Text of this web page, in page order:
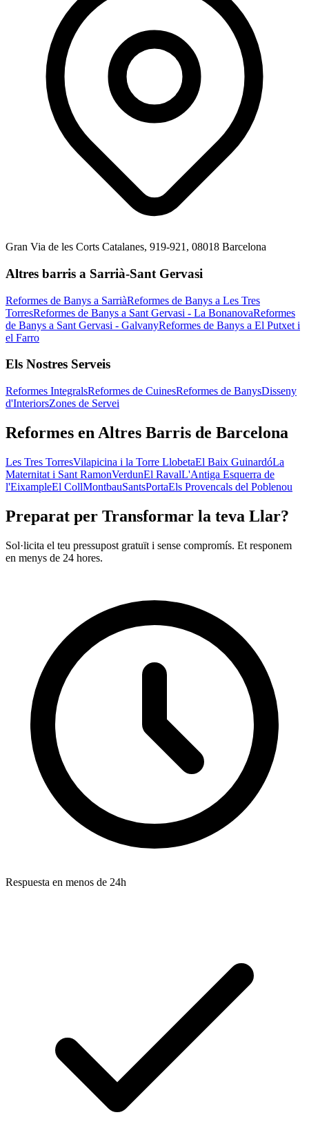
Gran Via de les Corts Catalanes, 919-921, 08018 Barcelona
Altres barris a Sarrià-Sant Gervasi
Reformes de Banys a SarriàReformes de Banys a Les Tres
TorresReformes de Banys a Sant Gervasi - La BonanovaReformes
de Banys a Sant Gervasi - GalvanyReformes de Banys a El Putxet i
el Farro
Els Nostres Serveis
Reformes IntegralsReformes de CuinesReformes de BanysDisseny
d'InteriorsZones de Servei
Reformes en Altres Barris de Barcelona
Les Tres TorresVilapicina i la Torre LlobetaEl Baix GuinardóLa
Maternitat i Sant RamonVerdunEl RavalL'Antiga Esquerra de
l'EixampleEl CollMontbauSantsPortaEls Provencals del Poblenou
Preparat per Transformar la teva Llar?
Sol·licita el teu pressupost gratuït i sense compromís. Et responem
en menys de 24 hores.
Respuesta en menos de 24h